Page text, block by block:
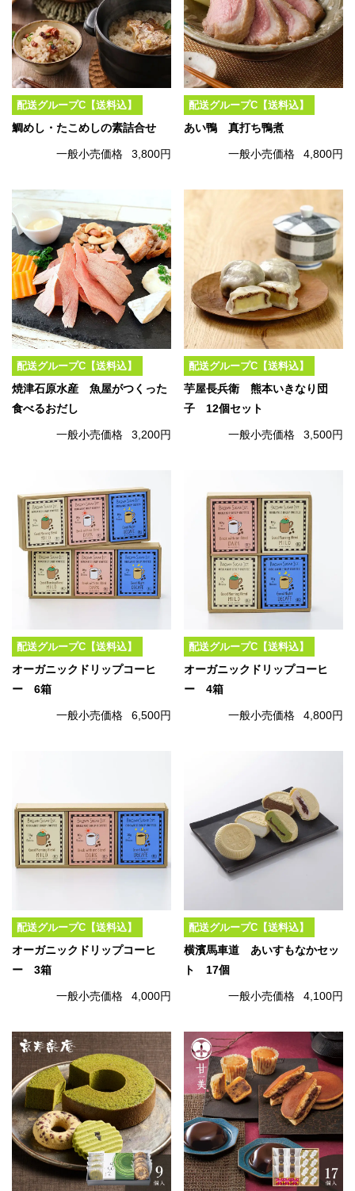
配送グループC【送料込】
鯛めし・たこめしの素詰合せ
一般小売価格 3,800円
配送グループC【送料込】
あい鴨 真打ち鴨煮
一般小売価格 4,800円
配送グループC【送料込】
焼津石原水産 魚屋がつくった
食べるおだし
一般小売価格 3,200円
配送グループC【送料込】
芋屋長兵衛 熊本いきなり団
子 12個セット
一般小売価格 3,500円
配送グループC【送料込】
オーガニックドリップコーヒ
ー 6箱
一般小売価格 6,500円
配送グループC【送料込】
オーガニックドリップコーヒ
ー 4箱
一般小売価格 4,800円
配送グループC【送料込】
オーガニックドリップコーヒ
ー 3箱
一般小売価格 4,000円
配送グループC【送料込】
横濱馬車道 あいすもなかセッ
ト 17個
一般小売価格 4,100円